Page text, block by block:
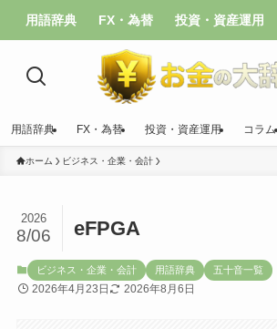
用語辞典 FX・為替 投資・資産運用
用語辞典 FX・為替 投資・資産運用 コラム
ホーム ビジネス・企業・会計
eFPGA
2026
8/06
ビジネス・企業・会計 用語辞典 五十音一覧
2026年4月23日 2026年8月6日